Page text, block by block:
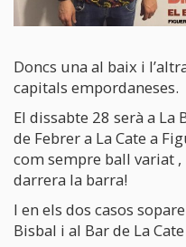
Doncs una al baix i
capitals empordaneses.
El dissabte 28 serà a La
de Febrer a La Cate a
com sempre ball variat
darrera la barra!
I en els dos casos
Bisbal i al Bar de La